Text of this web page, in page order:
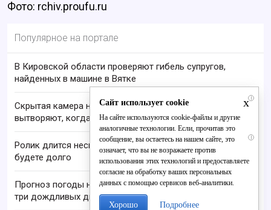
Фото: rchiv.proufu.ru
Популярное на портале
В Кировской области проверяют гибель супругов,
найденных в машине в Вятке
i
Скрытая камера на пляже Крыма: Что люди
вытворяют, когда их не видят...
i
Ролик длится несколько секунд, а смеяться вы
будете долго
Прогноз погоды на август в Кировской области:
три дождливых дня
x
Сайт использует cookie
На сайте используются cookie-файлы и другие
аналогичные технологии. Если, прочитав это
сообщение, вы остаетесь на нашем сайте, это
означает, что вы не возражаете против
использования этих технологий и предоставляете
согласие на обработку ваших персональных
данных с помощью сервисов веб-аналитики.
Хорошо Подробнее